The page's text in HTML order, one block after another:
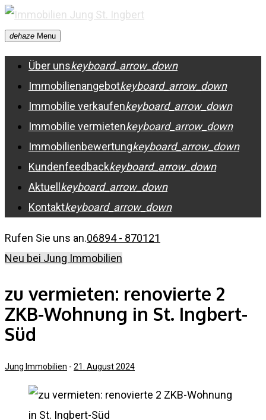
Skip
to
content
dehaze Menu
Über unskeyboard_arrow_down
Immobilienangebotkeyboard_arrow_down
Immobilie verkaufenkeyboard_arrow_down
Immobilie vermietenkeyboard_arrow_down
Immobilienbewertungkeyboard_arrow_down
Kundenfeedbackkeyboard_arrow_down
Aktuell keyboard_arrow_down
Kontaktkeyboard_arrow_down
Rufen Sie uns an.06894 - 870121
Neu bei Jung Immobilien
zu vermieten: renovierte 2
ZKB-Wohnung in St. Ingbert-
Süd
Jung Immobilien - 21. August 2024